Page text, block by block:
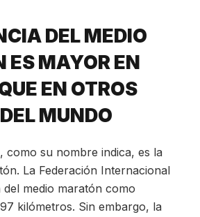
DEL MEDIO
ES MAYOR EN
EN OTROS
MUNDO
como su nombre indica, es la
La Federación Internacional
del medio maratón como
kilómetros. Sin embargo, la